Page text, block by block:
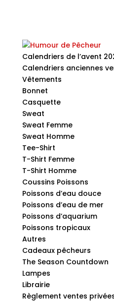
Calendriers de l’avent
Calendriers anciennes
Vêtements
Bonnet
Casquette
Sweat
Sweat Femme
Sweat Homme
Tee-Shirt
T-Shirt Femme
T-Shirt Homme
Coussins Poissons
Poissons d’eau douce
Poissons d’eau de mer
Poissons d’aquarium
Poissons tropicaux
Autres
Cadeaux pêcheurs
The Season Countdown
Lampes
Librairie
Règlement ventes